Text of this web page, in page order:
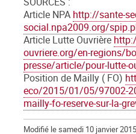
Article NPA http://sante-
social.npa2009.org/
Article Lutte Ouvrière
ouvriere.org/en-regions/
presse/article/pour-lutte-
Position de Mailly ( FO)
eco/2015/01/05/97002-
mailly-fo-reserve-sur-la-
Modifié le samedi 10 janvier 2015